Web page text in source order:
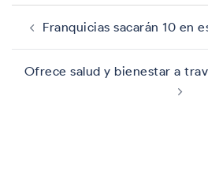
Navegación
de
entradas
Franquicias sacarán 10 en
Ofrece salud y bienestar a